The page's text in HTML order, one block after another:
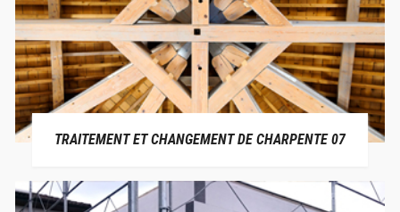
TRAITEMENT ET CHANGEMENT DE CHARPENTE 07